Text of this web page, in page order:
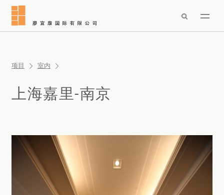

项目 室内
上海嘉里-南京